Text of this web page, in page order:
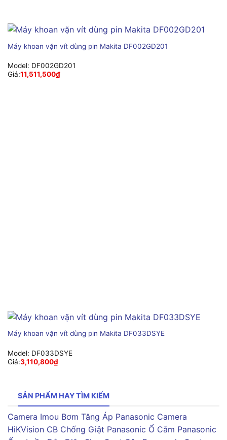
Máy khoan vặn vít dùng pin Makita DF002GD201
Model: DF002GD201
Giá:11,511,500₫
Máy khoan vặn vít dùng pin Makita DF033DSYE
Model: DF033DSYE
Giá:3,110,800₫
SẢN PHẨM HAY TÌM KIẾM
Camera Imou Bơm Tăng Áp Panasonic Camera
HiKVision CB Chống Giật Panasonic Ổ Cắm Panasonic